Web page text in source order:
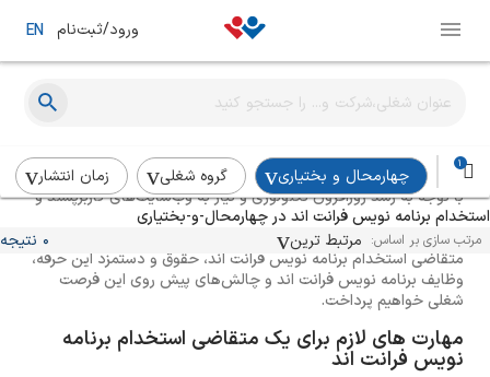
ورود/ثبت‌نام EN
1
چهارمحال و بختیاری گروه شغلی
زمان انتشار
استخدام برنامه نویس فرانت اند در چهارمحال-و-بختیاری
مرتب سازی بر اساس: مرتبط ترین 0 نتیجه
راهنمای استخدام فرانت اند دولوپر
با توجه به رشد روزافزون تکنولوژی و نیاز به وب‌سایت‌های کاربرپسند و
جذاب، استخدام برنامه نویس فرانت اند ماهر و متخصص برای هر
کسب و کاری ضروری است. در ادامه، به بررسی مهارت‌های لازم برای یک
متقاضی استخدام برنامه نویس فرانت اند، حقوق و دستمزد این حرفه،
وظایف برنامه نویس فرانت اند و چالش‌های پیش روی این فرصت
شغلی خواهیم پرداخت.
مهارت های لازم برای یک متقاضی استخدام برنامه
نویس فرانت اند